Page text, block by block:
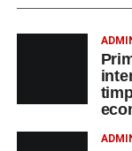
Motociclistul a
fiind negativ.
Polițiștii
împrejurărilor în
dosar penal
vătămare